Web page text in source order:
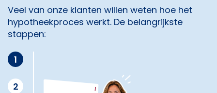
Veel van onze klanten willen weten hoe het
hypotheekproces werkt. De belangrijkste
stappen:
1
2